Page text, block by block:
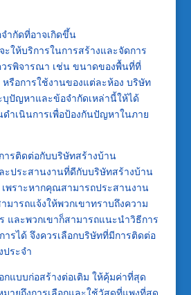
ำกัดที่อาจเกิดขึ้น
ให้บริการในการสร้างและจัดการ
รพิจารณา เช่น ขนาดของพื้นที่ที่
รือการใช้งานของแต่ละห้อง บริษัท
บุปัญหาและข้อจำกัดเหล่านี้ให้ได้
ำเนินการเพื่อป้องกันปัญหาในภาย
ารติดต่อกับบริษัทสร้างบ้าน
ะประสานงานที่ดีกับบริษัทสร้างบ้าน
พราะหากคุณสามารถประสานงาน
ารถแจ้งให้พวกเขาทราบถึงความ
และพวกเขาก็สามารถแนะนำวิธีการ
รได้ จึงควรเลือกบริษัทที่มีการติดต่อ
ระจำ
กแบบก่อสร้างต่อเติม ให้คุ้มค่าที่สุด